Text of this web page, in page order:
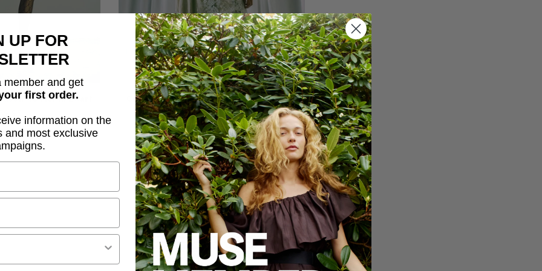
40 Hol In Zwart
CMTENLEY - LACE SCARF IN OFF-WHITE
€59,95
UP FOR
member and get
first order.
information on the
and most exclusive